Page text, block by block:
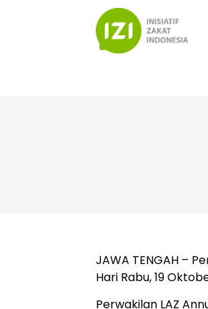
JAWA TENGAH –
Hari Rabu, 19
Perwakilan LAZ